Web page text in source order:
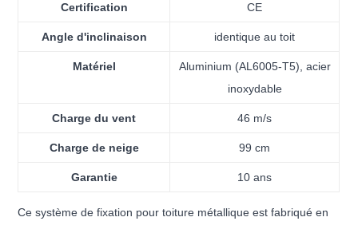
Certification CE
Angle d'inclinaison identique au toit
Matériel
Aluminium (AL6005-T5), acier
inoxydable
Charge du vent 46 m/s
Charge de neige 99 cm
Garantie 10 ans
Ce système de fixation pour toiture métallique est fabriqué en